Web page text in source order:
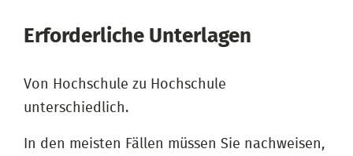
Erforderliche Unterlagen
Von Hochschule zu Hochschule
unterschiedlich.
In den meisten Fällen müssen Sie nachweisen,